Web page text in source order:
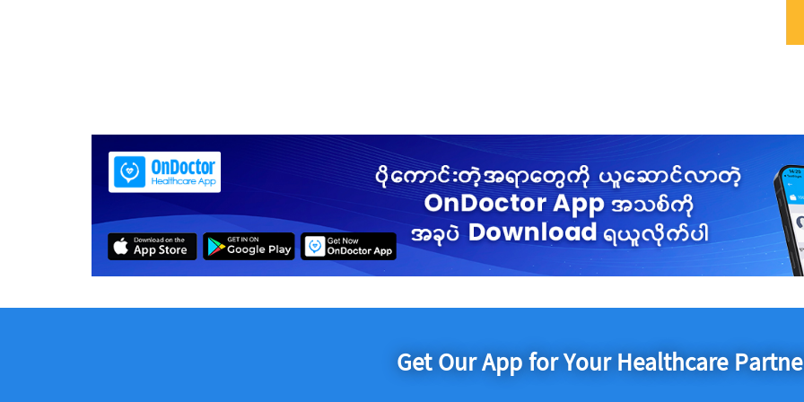
Get Our App for Your Healthcare